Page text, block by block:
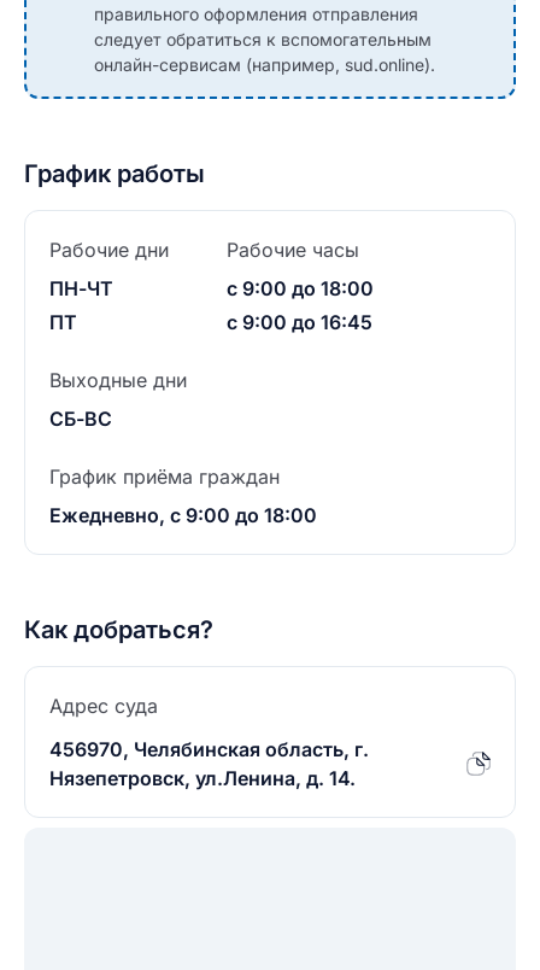
правильного оформления отправления
следует обратиться к вспомогательным
онлайн-сервисам (например, sud.online).
График работы
Рабочие дни
ПН-ЧТ
ПТ
Рабочие часы
с 9:00 до 18:00
с 9:00 до 16:45
Выходные дни
СБ-ВС
График приёма граждан
Ежедневно, с 9:00 до 18:00
Как добраться?
Адрес суда
456970, Челябинская область, г.
Нязепетровск, ул.Ленина, д. 14.